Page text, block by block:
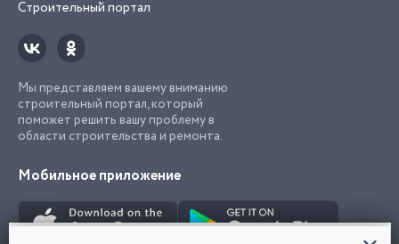
Строительный портал
Мы представляем вашему вниманию
строительный портал, который
поможет решить вашу проблему в
области строительства и ремонта.
Мобильное приложение